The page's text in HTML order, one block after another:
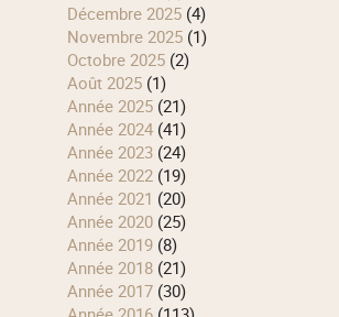
décembre 2025(4)
novembre 2025(1)
octobre 2025(2)
août 2025(1)
année 2025(21)
année 2024(41)
année 2023(24)
année 2022(19)
année 2021 (20)
année 2020(25)
année 2019(8)
année 2018(21)
année 2017(30)